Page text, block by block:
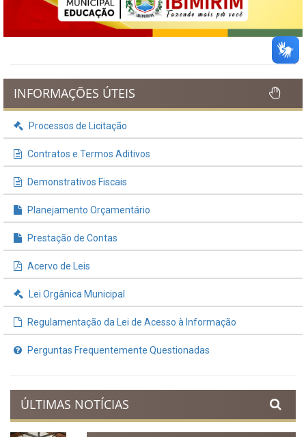
INFORMAÇÕES ÚTEIS
Processos de Licitação
Contratos e Termos Aditivos
Demonstrativos Fiscais
Planejamento Orçamentário
Prestação de Contas
Acervo de Leis
Lei Orgânica Municipal
Regulamentação da Lei de Acesso à Informação
Perguntas Frequentemente Questionadas
ÚLTIMAS NOTÍCIAS